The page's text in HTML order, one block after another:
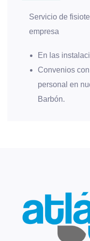
Servicio de
empresa
En las
Convenios
personal en
Barbón.